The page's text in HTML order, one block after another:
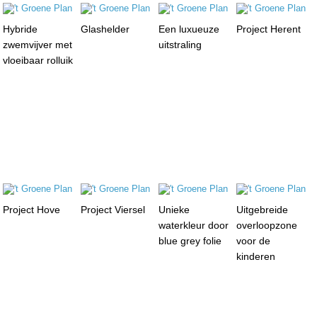
Hybride
zwemvijver met
vloeibaar rolluik
Glashelder
Een luxueuze
uitstraling
Project Herent
Project Hove Project Viersel
Unieke
waterkleur door
blue grey folie
Uitgebreide
overloopzone
voor de
kinderen